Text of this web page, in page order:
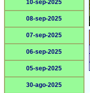
10-sep-2025
08-sep-2025
07-sep-2025
06-sep-2025
05-sep-2025
30-ago-2025